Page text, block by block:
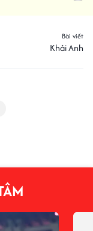
Bài viết
Khải Anh